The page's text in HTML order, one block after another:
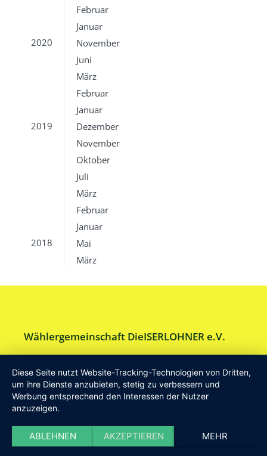
Februar
Januar
2020
November
Juni
März
Februar
Januar
2019
Dezember
November
Oktober
Juli
März
Februar
Januar
2018
Mai
März
Wählergemeinschaft DieISERLOHNER e.V.
Am Drillenbusch 11 - 58638 Iserlohn
Tel:Geschäftsstelle 02371-9748599
E-Mail:info [at] DieISERLOHNER.de
Website:
Haftung
Datenschutz Satzung Impressum
Diese Seite nutzt Website-Tracking-Technologien von Dritten,
um ihre Dienste anzubieten, stetig zu verbessern und
Werbung entsprechend den Interessen der Nutzer
anzuzeigen.
ABLEHNEN AKZEPTIEREN MEHR